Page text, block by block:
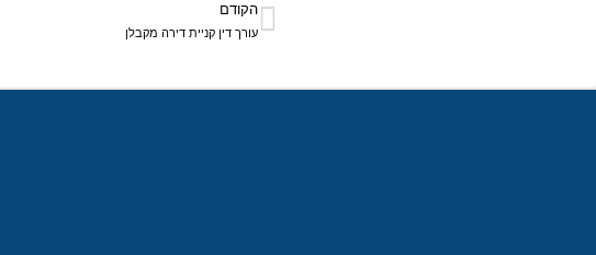
הקודם
עורך דין קניית דירה מקבלן